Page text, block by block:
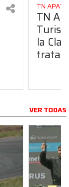
TN APAT
TN
la
trata?
VER TODAS